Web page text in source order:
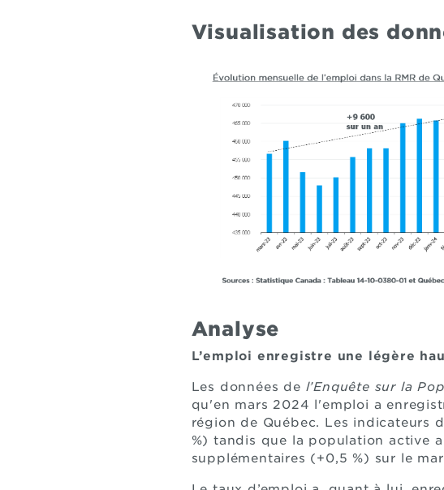
Visualisation des
Analyse
L’emploi enregistre une légère
Les données de l’Enquête sur la
qu'en mars 2024 l'emploi a
région de Québec. Les indicateurs
%) tandis que la population active
supplémentaires (+0,5 %) sur le